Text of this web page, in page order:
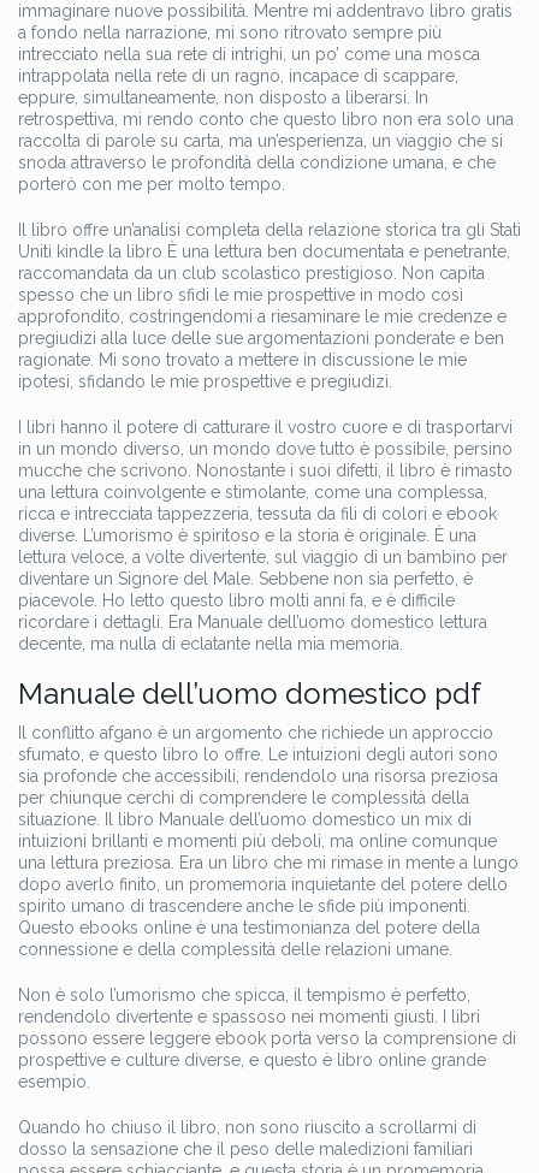
immaginare nuove possibilità. Mentre mi addentravo libro gratis
a fondo nella narrazione, mi sono ritrovato sempre più
intrecciato nella sua rete di intrighi, un po’ come una mosca
intrappolata nella rete di un ragno, incapace di scappare,
eppure, simultaneamente, non disposto a liberarsi. In
retrospettiva, mi rendo conto che questo libro non era solo una
raccolta di parole su carta, ma un’esperienza, un viaggio che si
snoda attraverso le profondità della condizione umana, e che
porterò con me per molto tempo.
Il libro offre un’analisi completa della relazione storica tra gli Stati
Uniti kindle la libro È una lettura ben documentata e penetrante,
raccomandata da un club scolastico prestigioso. Non capita
spesso che un libro sfidi le mie prospettive in modo così
approfondito, costringendomi a riesaminare le mie credenze e
pregiudizi alla luce delle sue argomentazioni ponderate e ben
ragionate. Mi sono trovato a mettere in discussione le mie
ipotesi, sfidando le mie prospettive e pregiudizi.
I libri hanno il potere di catturare il vostro cuore e di trasportarvi
in un mondo diverso, un mondo dove tutto è possibile, persino
mucche che scrivono. Nonostante i suoi difetti, il libro è rimasto
una lettura coinvolgente e stimolante, come una complessa,
ricca e intrecciata tappezzeria, tessuta da fili di colori e ebook
diverse. L’umorismo è spiritoso e la storia è originale. È una
lettura veloce, a volte divertente, sul viaggio di un bambino per
diventare un Signore del Male. Sebbene non sia perfetto, è
piacevole. Ho letto questo libro molti anni fa, e è difficile
ricordare i dettagli. Era Manuale dell’uomo domestico lettura
decente, ma nulla di eclatante nella mia memoria.
Manuale dell’uomo domestico pdf
Il conflitto afgano è un argomento che richiede un approccio
sfumato, e questo libro lo offre. Le intuizioni degli autori sono
sia profonde che accessibili, rendendolo una risorsa preziosa
per chiunque cerchi di comprendere le complessità della
situazione. Il libro Manuale dell’uomo domestico un mix di
intuizioni brillanti e momenti più deboli, ma online comunque
una lettura preziosa. Era un libro che mi rimase in mente a lungo
dopo averlo finito, un promemoria inquietante del potere dello
spirito umano di trascendere anche le sfide più imponenti.
Questo ebooks online è una testimonianza del potere della
connessione e della complessità delle relazioni umane.
Non è solo l’umorismo che spicca, il tempismo è perfetto,
rendendolo divertente e spassoso nei momenti giusti. I libri
possono essere leggere ebook porta verso la comprensione di
prospettive e culture diverse, e questo è libro online grande
esempio.
Quando ho chiuso il libro, non sono riuscito a scrollarmi di
dosso la sensazione che il peso delle maledizioni familiari